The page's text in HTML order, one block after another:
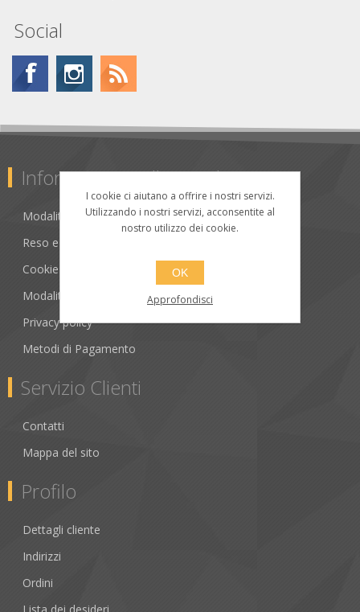
Social
Informazioni sull'azienda
Modalità di Vendita
Reso e Rimborso
Cookie policy
Modalità di Spedizione
Privacy policy
Metodi di Pagamento
Servizio Clienti
Contatti
Mappa del sito
Profilo
Dettagli cliente
Indirizzi
Ordini
I cookie ci aiutano a offrire i nostri servizi.
Utilizzando i nostri servizi, acconsentite al
nostro utilizzo dei cookie.
OK
Approfondisci